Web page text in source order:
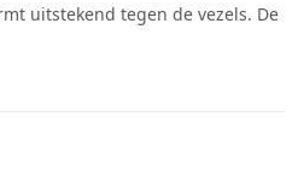
uitstekend tegen de vezels. De